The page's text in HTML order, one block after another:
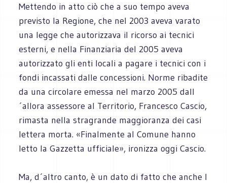
Mettendo in atto ciò che a suo tempo aveva
previsto la Regione, che nel 2003 aveva varato
una legge che autorizzava il ricorso ai tecnici
esterni, e nella Finanziaria del 2005 aveva
autorizzato gli enti locali a pagare i tecnici con i
fondi incassati dalle concessioni. Norme ribadite
da una circolare emessa nel marzo 2005 dall
´allora assessore al Territorio, Francesco Cascio,
rimasta nella stragrande maggioranza dei casi
lettera morta. «Finalmente al Comune hanno
letto la Gazzetta ufficiale», ironizza oggi Cascio.
Ma, d´altro canto, è un dato di fatto che anche l